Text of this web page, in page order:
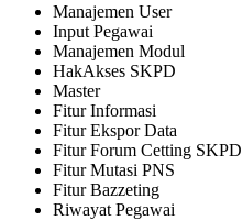
Manajemen User
Input Pegawai
Manajemen Modul
HakAkses SKPD
Master
Fitur Informasi
Fitur Ekspor Data
Fitur Forum Cetting SKPD
Fitur Mutasi PNS
Fitur Bazzeting
Riwayat Pegawai